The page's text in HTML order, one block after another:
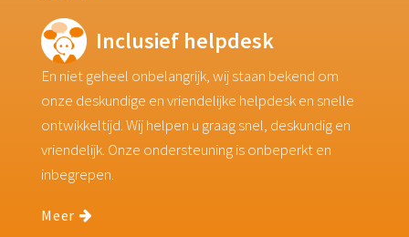
Inclusief helpdesk
En niet geheel onbelangrijk, wij staan bekend om
onze deskundige en vriendelijke helpdesk en snelle
ontwikkeltijd. Wij helpen u graag snel, deskundig en
vriendelijk. Onze ondersteuning is onbeperkt en
inbegrepen.
Meer